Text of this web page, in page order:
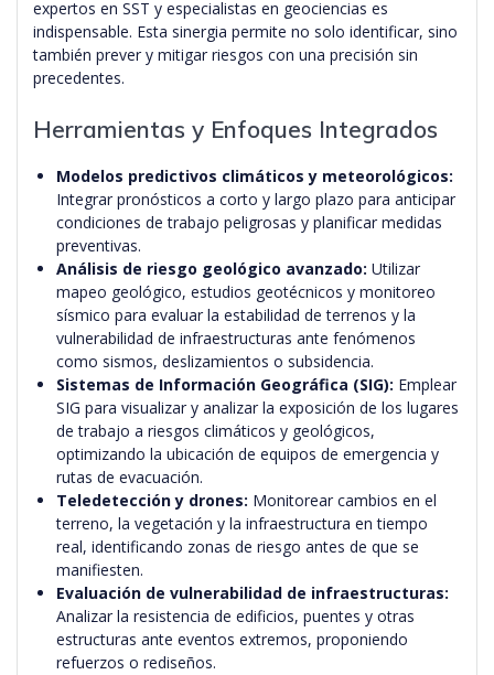
expertos en SST y especialistas en geociencias es
indispensable. Esta sinergia permite no solo identificar, sino
también prever y mitigar riesgos con una precisión sin
precedentes.
Herramientas y Enfoques Integrados
Modelos predictivos climáticos y meteorológicos:
Integrar pronósticos a corto y largo plazo para anticipar
condiciones de trabajo peligrosas y planificar medidas
preventivas.
Análisis de riesgo geológico avanzado: Utilizar
mapeo geológico, estudios geotécnicos y monitoreo
sísmico para evaluar la estabilidad de terrenos y la
vulnerabilidad de infraestructuras ante fenómenos
como sismos, deslizamientos o subsidencia.
Sistemas de Información Geográfica (SIG): Emplear
SIG para visualizar y analizar la exposición de los lugares
de trabajo a riesgos climáticos y geológicos,
optimizando la ubicación de equipos de emergencia y
rutas de evacuación.
Teledetección y drones: Monitorear cambios en el
terreno, la vegetación y la infraestructura en tiempo
real, identificando zonas de riesgo antes de que se
manifiesten.
Evaluación de vulnerabilidad de infraestructuras:
Analizar la resistencia de edificios, puentes y otras
estructuras ante eventos extremos, proponiendo
refuerzos o rediseños.